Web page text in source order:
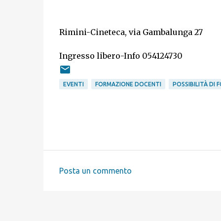
Rimini-Cineteca, via Gambalunga 27
Ingresso libero-Info 054124730
EVENTI FORMAZIONE DOCENTI POSSIBILITÀ DI
Posta un commento